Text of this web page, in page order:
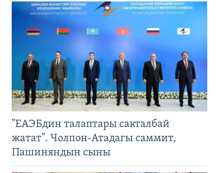
"ЕАЭБдин талаптары сакталбай
жатат". Чолпон-Атадагы саммит,
Пашиняндын сыны